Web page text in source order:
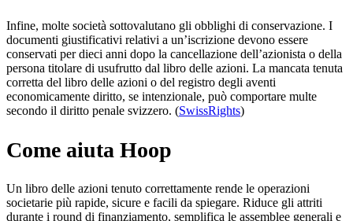
Infine, molte società sottovalutano gli obblighi di conservazione. I
documenti giustificativi relativi a un’iscrizione devono essere
conservati per dieci anni dopo la cancellazione dell’azionista o della
persona titolare di usufrutto dal libro delle azioni. La mancata tenuta
corretta del libro delle azioni o del registro degli aventi
economicamente diritto, se intenzionale, può comportare multe
secondo il diritto penale svizzero. (SwissRights)
Come aiuta Hoop
Un libro delle azioni tenuto correttamente rende le operazioni
societarie più rapide, sicure e facili da spiegare. Riduce gli attriti
durante i round di finanziamento, semplifica le assemblee generali e